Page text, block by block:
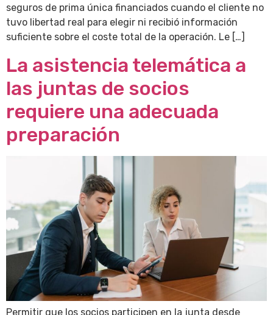
seguros de prima única financiados cuando el cliente no
tuvo libertad real para elegir ni recibió información
suficiente sobre el coste total de la operación. Le […]
La asistencia telemática a
las juntas de socios
requiere una adecuada
preparación
Permitir que los socios participen en la junta desde